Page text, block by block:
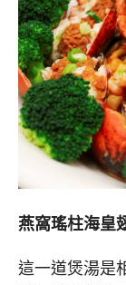
燕窩瑤柱海皇
這一道煲湯是